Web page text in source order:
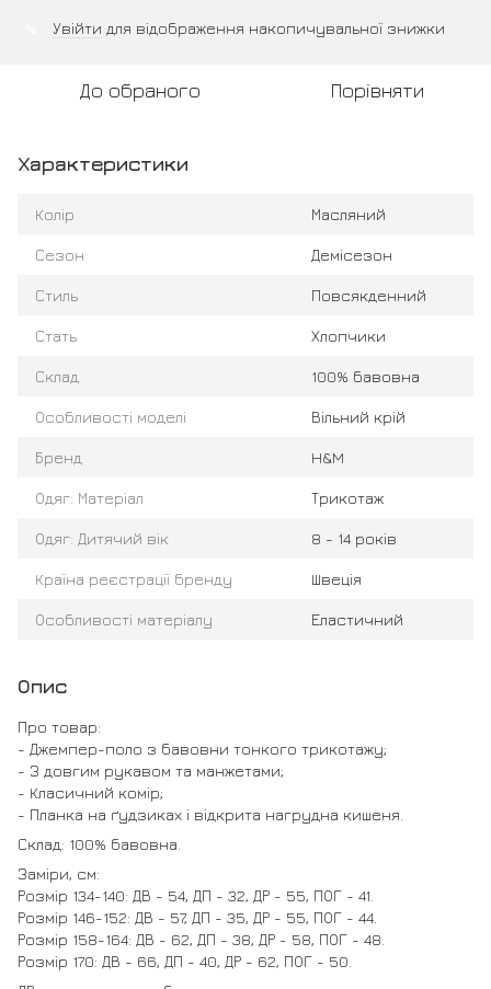
Увійти для відображення накопичувальної знижки
До обраного Порівняти
Характеристики
Колір Масляний
Сезон Демісезон
Стиль Повсякденний
Стать Хлопчики
Склад 100% бавовна
Особливості моделі Вільний крій
Бренд H&M
Одяг: Матеріал Трикотаж
Одяг: Дитячий вік 8 - 14 років
Країна реєстрації бренду Швеція
Особливості матеріалу Еластичний
Опис
Про товар:
- Джемпер-поло з бавовни тонкого трикотажу;
- З довгим рукавом та манжетами;
- Класичний комір;
- Планка на ґудзиках і відкрита нагрудна кишеня.
Склад: 100% бавовна.
Заміри, см:
Розмір 134-140: ДВ - 54, ДП - 32, ДР - 55, ПОГ - 41.
Розмір 146-152: ДВ - 57, ДП - 35, ДР - 55, ПОГ - 44.
Розмір 158-164: ДВ - 62, ДП - 38, ДР - 58, ПОГ - 48.
Розмір 170: ДВ - 66, ДП - 40, ДР - 62, ПОГ - 50.